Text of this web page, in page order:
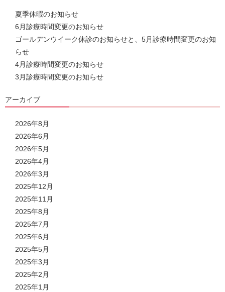
夏季休暇のお知らせ
6月診療時間変更のお知らせ
ゴールデンウイーク休診のお知らせと、5月診療時間変更のお知
らせ
4月診療時間変更のお知らせ
3月診療時間変更のお知らせ
アーカイブ
2026年8月
2026年6月
2026年5月
2026年4月
2026年3月
2025年12月
2025年11月
2025年8月
2025年7月
2025年6月
2025年5月
2025年3月
2025年2月
2025年1月